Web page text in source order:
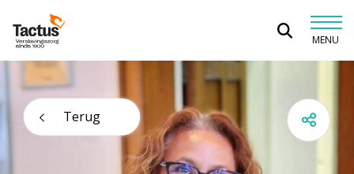
Spring naar content
Tactus Verslavingszorg
MENU
Terug